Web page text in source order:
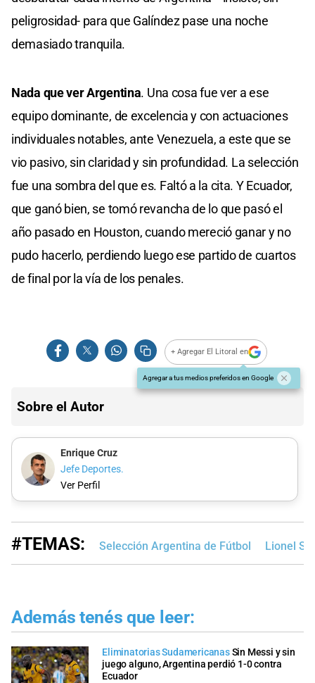
peligrosidad- para que Galíndez pase una noche
demasiado tranquila.
Nada que ver Argentina. Una cosa fue ver a ese
equipo dominante, de excelencia y con actuaciones
individuales notables, ante Venezuela, a este que se
vio pasivo, sin claridad y sin profundidad. La selección
fue una sombra del que es. Faltó a la cita. Y Ecuador,
que ganó bien, se tomó revancha de lo que pasó el
año pasado en Houston, cuando mereció ganar y no
pudo hacerlo, perdiendo luego ese partido de cuartos
de final por la vía de los penales.
+ Agregar El Litoral en
Agregar a tus medios preferidos en Google
Sobre el Autor
Enrique Cruz
Jefe Deportes.
Ver Perfil
#TEMAS: Selección Argentina de Fútbol Lionel
Además tenés que leer:
Eliminatorias SudamericanasSin Messi y sin
juego alguno, Argentina perdió 1-0 contra
Ecuador